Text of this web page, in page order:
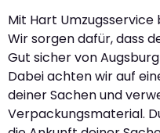
Mit Hart Umzugsservice
Wir sorgen dafür, dass
Gut sicher von
Dabei achten wir auf
deiner Sachen und
Verpackungsmaterial.